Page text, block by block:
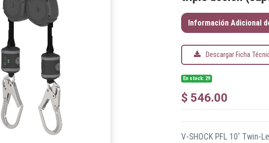
Información Adicional
Descargar Ficha
En stock: 29
$ 546.00
V-SHOCK PFL 10′